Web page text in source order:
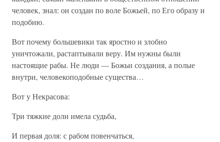
человек, знал: он создан по воле Божьей, по Его образу и
подобию.
Вот почему большевики так яростно и злобно
уничтожали, растаптывали веру. Им нужны были
настоящие рабы. Не люди — Божьи создания, а полые
внутри, человекоподобные существа…
Вот у Некрасова:
Три тяжкие доли имела судьба,
И первая доля: с рабом повенчаться,